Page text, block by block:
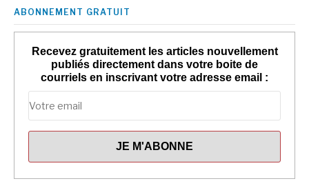
ABONNEMENT GRATUIT
Recevez gratuitement les articles nouvellement
publiés directement dans votre boite de
courriels en inscrivant votre adresse email :